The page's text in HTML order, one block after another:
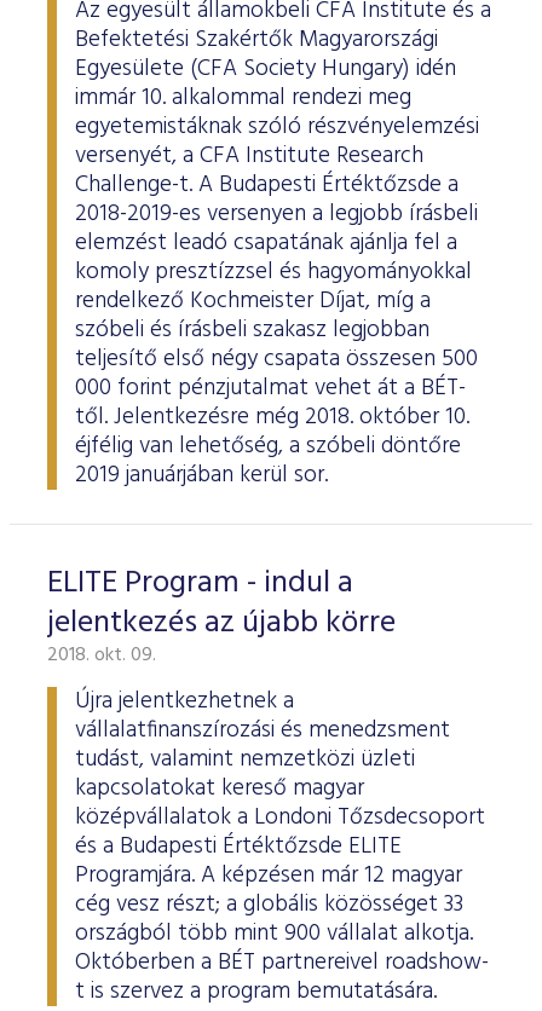
Az egyesült államokbeli CFA Institute és a
Befektetési Szakértők Magyarországi
Egyesülete (CFA Society Hungary) idén
immár 10. alkalommal rendezi meg
egyetemistáknak szóló részvényelemzési
versenyét, a CFA Institute Research
Challenge-t. A Budapesti Értéktőzsde a
2018-2019-es versenyen a legjobb írásbeli
elemzést leadó csapatának ajánlja fel a
komoly presztízzsel és hagyományokkal
rendelkező Kochmeister Díjat, míg a
szóbeli és írásbeli szakasz legjobban
teljesítő első négy csapata összesen 500
000 forint pénzjutalmat vehet át a BÉT-
től. Jelentkezésre még 2018. október 10.
éjfélig van lehetőség, a szóbeli döntőre
2019 januárjában kerül sor.
ELITE Program - indul a
jelentkezés az újabb körre
2018. okt. 09.
Újra jelentkezhetnek a
vállalatfinanszírozási és menedzsment
tudást, valamint nemzetközi üzleti
kapcsolatokat kereső magyar
középvállalatok a Londoni Tőzsdecsoport
és a Budapesti Értéktőzsde ELITE
Programjára. A képzésen már 12 magyar
cég vesz részt; a globális közösséget 33
országból több mint 900 vállalat alkotja.
Októberben a BÉT partnereivel roadshow-
t is szervez a program bemutatására.